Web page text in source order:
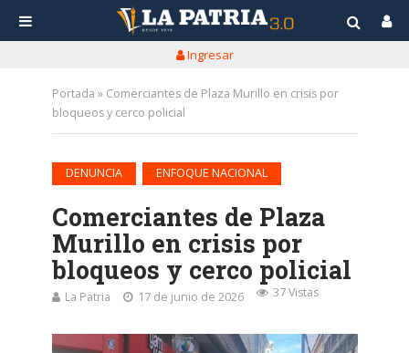
Ingresar
Portada » Comerciantes de Plaza Murillo en crisis por
bloqueos y cerco policial
DENUNCIA ENFOQUE NACIONAL
Comerciantes de Plaza
Murillo en crisis por
bloqueos y cerco policial
La Patria 17 de junio de 2026 37 Vistas